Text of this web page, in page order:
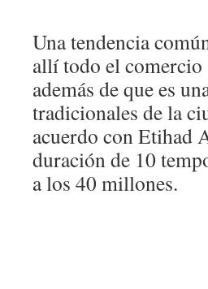
Una tendencia
allí todo el comercio
además de que es
tradicionales de la
acuerdo con Etihad
duración de 10
a los 40 millones.